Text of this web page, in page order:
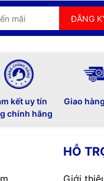
ĐĂNG
kết uy tín
chính hãng
Giao
HỖ